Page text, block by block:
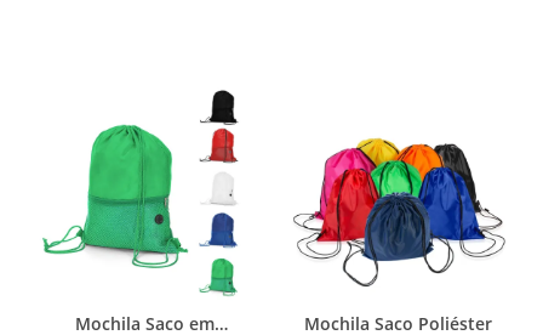
Mochila Saco em
Mochila Saco Poliéster